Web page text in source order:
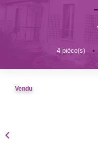
4 pièce(s) •
Vendu